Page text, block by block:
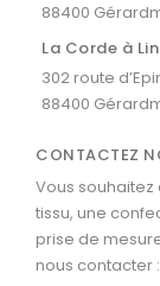
88400
La Corde à
302 route
88400
CONTACTEZ
Vous
tissu, une
prise de
nous contacter :